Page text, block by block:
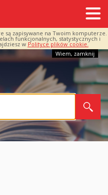
są zapisywane na Twoim komputerze.
funkcjonalnych, statystycznych i
w Polityce plików cookie.
Wiem, zamknij